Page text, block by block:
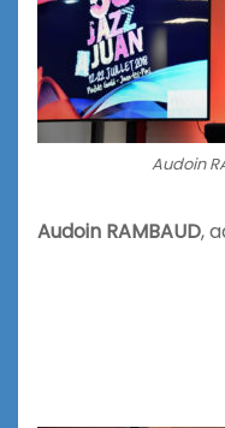
Audoin
Audoin RAMBAUD,